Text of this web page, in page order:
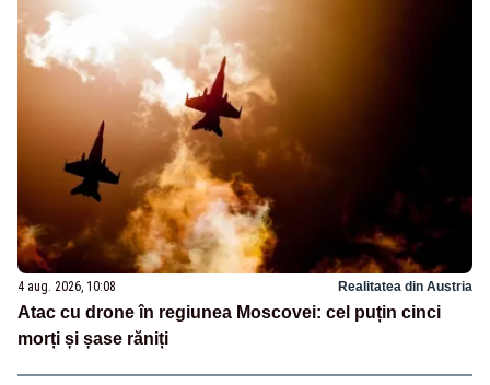
4 aug. 2026, 10:08 Realitatea din Austria
Atac cu drone în regiunea Moscovei: cel puțin cinci
morți și șase răniți